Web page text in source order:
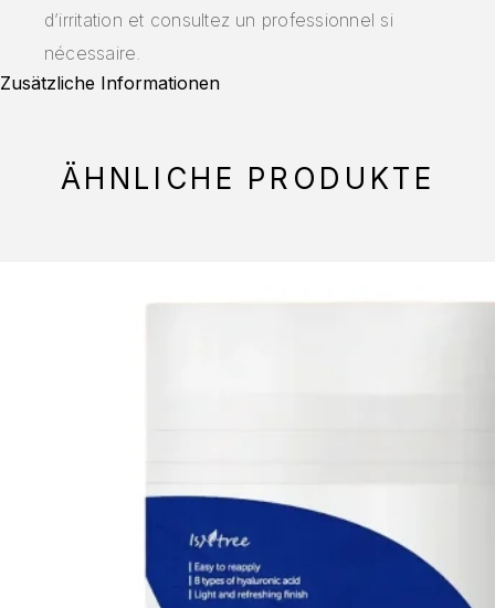
d’irritation et consultez un professionnel si
nécessaire.
Zusätzliche Informationen
ÄHNLICHE PRODUKTE